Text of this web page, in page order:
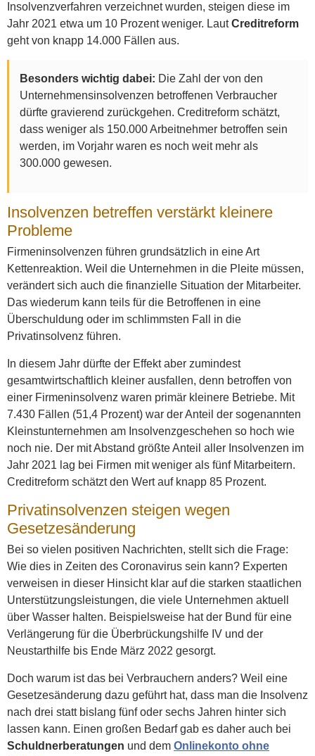
Insolvenzverfahren verzeichnet wurden, steigen diese im
Jahr 2021 etwa um 10 Prozent weniger. LautCreditreform
geht von knapp 14.000 Fällen aus.
Besonders wichtig dabei: Die Zahl der von den
Unternehmensinsolvenzen betroffenen Verbraucher
dürfte gravierend zurückgehen. Creditreform schätzt,
dass weniger als 150.000 Arbeitnehmer betroffen sein
werden, im Vorjahr waren es noch weit mehr als
300.000 gewesen.
Insolvenzen betreffen verstärkt kleinere
Probleme
Firmeninsolvenzen führen grundsätzlich in eine Art
Kettenreaktion. Weil die Unternehmen in die Pleite müssen,
verändert sich auch die finanzielle Situation der Mitarbeiter.
Das wiederum kann teils für die Betroffenen in eine
Überschuldung oder im schlimmsten Fall in die
Privatinsolvenz führen.
In diesem Jahr dürfte der Effekt aber zumindest
gesamtwirtschaftlich kleiner ausfallen, denn betroffen von
einer Firmeninsolvenz waren primär kleinere Betriebe. Mit
7.430 Fällen (51,4 Prozent) war der Anteil der sogenannten
Kleinstunternehmen am Insolvenzgeschehen so hoch wie
noch nie. Der mit Abstand größte Anteil aller Insolvenzen im
Jahr 2021 lag bei Firmen mit weniger als fünf Mitarbeitern.
Creditreform schätzt den Wert auf knapp 85 Prozent.
Privatinsolvenzen steigen wegen
Gesetzesänderung
Bei so vielen positiven Nachrichten, stellt sich die Frage:
Wie dies in Zeiten des Coronavirus sein kann? Experten
verweisen in dieser Hinsicht klar auf die starken staatlichen
Unterstützungsleistungen, die viele Unternehmen aktuell
über Wasser halten. Beispielsweise hat der Bund für eine
Verlängerung für die Überbrückungshilfe IV und der
Neustarthilfe bis Ende März 2022 gesorgt.
Doch warum ist das bei Verbrauchern anders? Weil eine
Gesetzesänderung dazu geführt hat, dass man die Insolvenz
nach drei statt bislang fünf oder sechs Jahren hinter sich
lassen kann. Einen großen Bedarf gab es daher auch bei
Schuldnerberatungen und dem Onlinekonto ohne